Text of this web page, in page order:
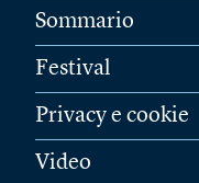
Sommario
Festival
Privacy e cookie
Video